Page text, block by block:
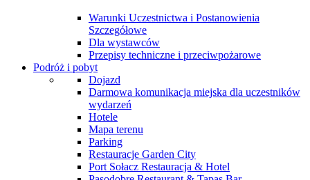
Warunki Uczestnictwa i Postanowienia
Szczegółowe
Dla wystawców
Przepisy techniczne i przeciwpożarowe
Podróż i pobyt
Dojazd
Darmowa komunikacja miejska dla uczestników
wydarzeń
Hotele
Mapa terenu
Parking
Restauracje Garden City
Port Sołacz Restauracja & Hotel